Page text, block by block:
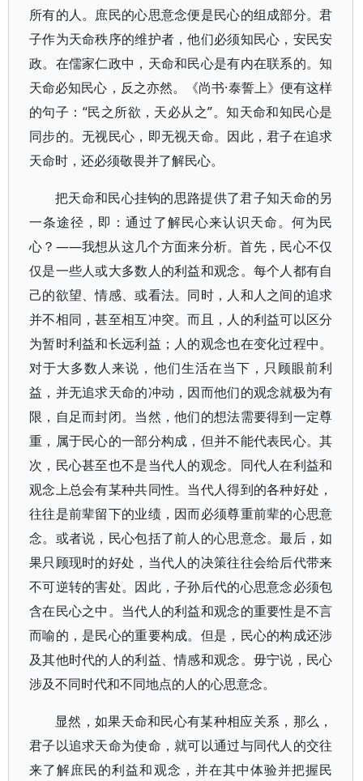
所有的人。庶民的心思意念便是民心的组成部分。君
子作为天命秩序的维护者，他们必须知民心，安民安
政。在儒家仁政中，天命和民心是有内在联系的。知
天命必知民心，反之亦然。《尚书·泰誓上》便有这样
的句子：“民之所欲，天必从之”。知天命和知民心是
同步的。无视民心，即无视天命。因此，君子在追求
天命时，还必须敬畏并了解民心。
把天命和民心挂钩的思路提供了君子知天命的另
一条途径，即：通过了解民心来认识天命。何为民
心？——我想从这几个方面来分析。首先，民心不仅
仅是一些人或大多数人的利益和观念。每个人都有自
己的欲望、情感、或看法。同时，人和人之间的追求
并不相同，甚至相互冲突。而且，人的利益可以区分
为暂时利益和长远利益；人的观念也在变化过程中。
对于大多数人来说，他们生活在当下，只顾眼前利
益，并无追求天命的冲动，因而他们的观念就极为有
限，自足而封闭。当然，他们的想法需要得到一定尊
重，属于民心的一部分构成，但并不能代表民心。其
次，民心甚至也不是当代人的观念。同代人在利益和
观念上总会有某种共同性。当代人得到的各种好处，
往往是前辈留下的业绩，因而必须尊重前辈的心思意
念。或者说，民心包括了前人的心思意念。最后，如
果只顾现时的好处，当代人的决策往往会给后代带来
不可逆转的害处。因此，子孙后代的心思意念必须包
含在民心之中。当代人的利益和观念的重要性是不言
而喻的，是民心的重要构成。但是，民心的构成还涉
及其他时代的人的利益、情感和观念。毋宁说，民心
涉及不同时代和不同地点的人的心思意念。
显然，如果天命和民心有某种相应关系，那么，
君子以追求天命为使命，就可以通过与同代人的交往
来了解庶民的利益和观念，并在其中体验并把握民